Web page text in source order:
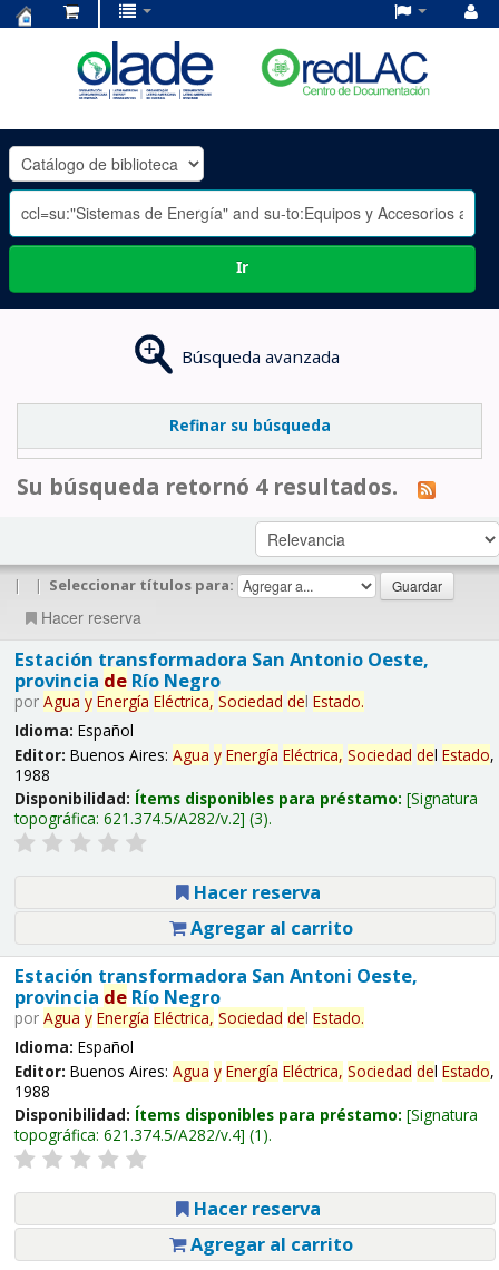
OLADE
-
Ir
Búsqueda avanzada
Refinar su búsqueda
Su búsqueda retornó 4 resultados.
| | Seleccionar títulos para:
Hacer reserva
Estación transformadora San Antonio Oeste,
provincia deRío Negro
por Agua y Energía Eléctrica, Sociedad del Estado.
Idioma: Español
Editor: Buenos Aires: Agua y Energía Eléctrica, Sociedad del Estado,
1988
Disponibilidad: Ítems disponibles para préstamo: Signatura
topográfica: 621.374.5/A282/v.2 (3).
Hacer reserva
Agregar al carrito
Estación transformadora San Antoni Oeste,
provincia deRío Negro
por Agua y Energía Eléctrica, Sociedad del Estado.
Idioma: Español
Editor: Buenos Aires: Agua y Energía Eléctrica, Sociedad del Estado,
1988
Disponibilidad: Ítems disponibles para préstamo: Signatura
topográfica: 621.374.5/A282/v.4 (1).
Hacer reserva
Agregar al carrito